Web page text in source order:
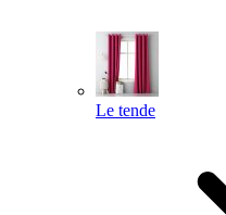
Le tende